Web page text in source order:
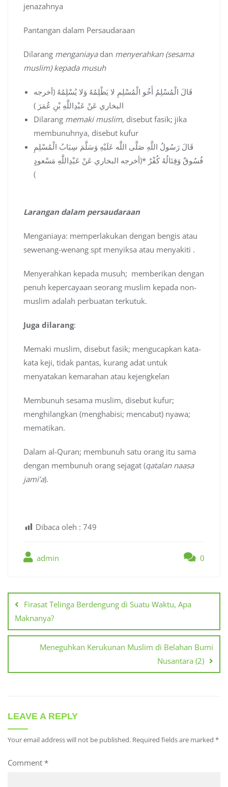
jenazahnya
Pantangan dalam Persaudaraan
Dilarang menganiayadan menyerahkan (sesama
muslim) kepada musuh
قَالَ الْمُسْلِمُ أَخُو الْمُسْلِمِ لا يَظْلِمُهُ وَلا يُسْلِمُهُ (أخرجه
البخاري عَنْ عَبْدِاللَّهِ بْنِ عُمَرَ )
Dilarang memaki muslim, disebut fasik; jika
membunuhnya, disebut kufur
قَالَ رَسُولُ اللَّهِ صَلَّى اللَّه عَلَيْهِ وَسَلَّمَ سِبَابُ الْمُسْلِمِ
فُسُوقٌ وَقِتَالُهُ كُفْرٌ *(أخرجه البخاري عَنْ عَبْدِاللَّهِ مَسْعودٍ
)
Larangan dalam persaudaraan
Menganiaya: memperlakukan dengan bengis atau
sewenang-wenang spt menyiksa atau menyakiti .
Menyerahkan kepada musuh; memberikan dengan
penuh kepercayaan seorang muslim kepada non-
muslim adalah perbuatan terkutuk.
Juga dilarang:
Memaki muslim, disebut fasik; mengucapkan kata-
kata keji, tidak pantas, kurang adat untuk
menyatakan kemarahan atau kejengkelan
Membunuh sesama muslim, disebut kufur;
menghilangkan (menghabisi; mencabut) nyawa;
mematikan.
Dalam al-Quran; membunuh satu orang itu sama
dengan membunuh orang sejagat (qatalan naasa
jami’a).
Dibaca oleh : 749
admin 0
navigation
Firasat Telinga Berdengung di Suatu Waktu, Apa
Maknanya?
Meneguhkan Kerukunan Muslim di Belahan Bumi
Nusantara (2)
LEAVE A REPLY
Your email address will not be published. Required fields are marked *
Comment *